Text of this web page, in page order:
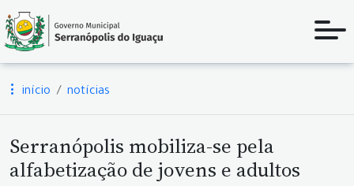
início notícias
Serranópolis mobiliza-se pela
alfabetização de jovens e adultos